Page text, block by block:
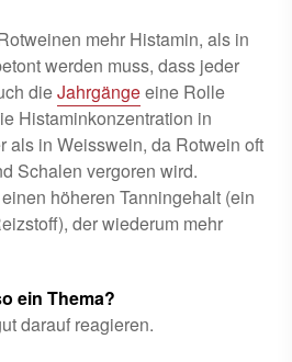
mehr Histamin, als in
werden muss, dass jeder
dieJahrgängeeine Rolle
Histaminkonzentration in
als in Weisswein, da Rotwein oft
Schalen vergoren wird.
höheren Tanningehalt (ein
der wiederum mehr
ein Thema?
darauf reagieren.